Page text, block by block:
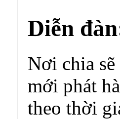
Diễn
Nơi chia
mới phát
theo thời